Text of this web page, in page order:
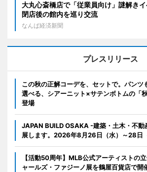
大丸心斎橋店で「従業員向け」謎解
閉店後の館内を巡り交流
なんば経済新聞
プレスリリース
この秋の正解コーデを、セットで。パンツ
選べる、シアーニット×サテンボトムの「
登場
JAPAN BUILD OSAKA -建築・土木・不動
展します。2026年8月26日（水）～28日（
【活動50周年】MLB公式アーティストの
ャールズ・ファジーノ展を鶴屋百貨店で開